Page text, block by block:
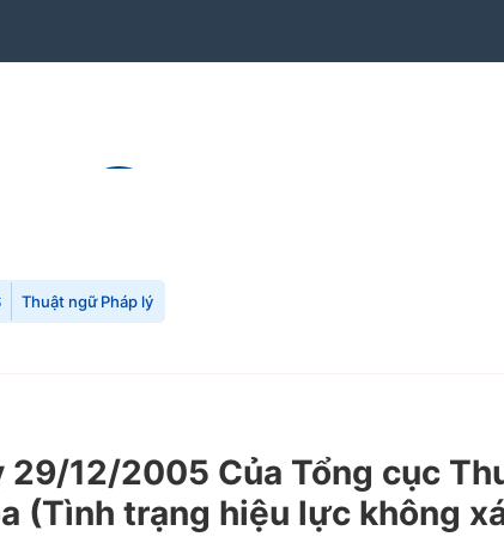
Thuật ngữ Pháp lý
29/12/2005 Của Tổng cục
(Tình trạng hiệu lực không